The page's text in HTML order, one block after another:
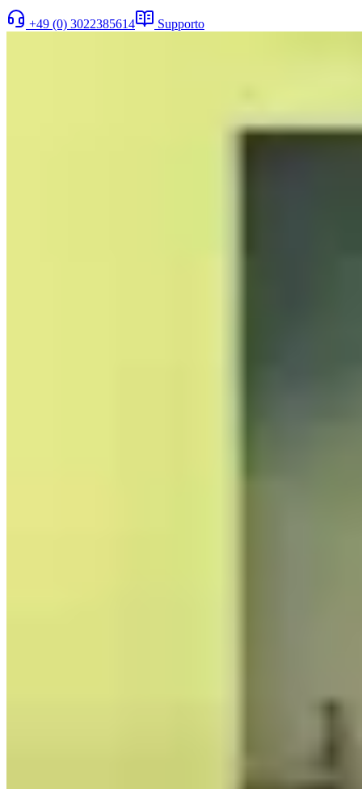
+49 (0) 3022385614 Supporto